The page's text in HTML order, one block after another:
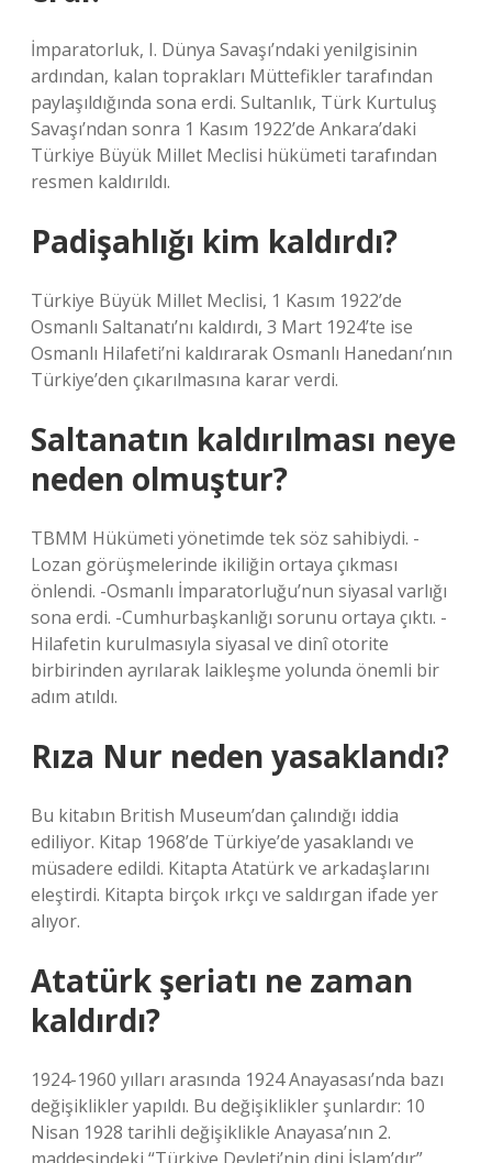
İmparatorluk, I. Dünya Savaşı’ndaki yenilgisinin
ardından, kalan toprakları Müttefikler tarafından
paylaşıldığında sona erdi. Sultanlık, Türk Kurtuluş
Savaşı’ndan sonra 1 Kasım 1922’de Ankara’daki
Türkiye Büyük Millet Meclisi hükümeti tarafından
resmen kaldırıldı.
Padişahlığı kim kaldırdı?
Türkiye Büyük Millet Meclisi, 1 Kasım 1922’de
Osmanlı Saltanatı’nı kaldırdı, 3 Mart 1924’te ise
Osmanlı Hilafeti’ni kaldırarak Osmanlı Hanedanı’nın
Türkiye’den çıkarılmasına karar verdi.
Saltanatın kaldırılması neye
neden olmuştur?
TBMM Hükümeti yönetimde tek söz sahibiydi. -
Lozan görüşmelerinde ikiliğin ortaya çıkması
önlendi. -Osmanlı İmparatorluğu’nun siyasal varlığı
sona erdi. -Cumhurbaşkanlığı sorunu ortaya çıktı. -
Hilafetin kurulmasıyla siyasal ve dinî otorite
birbirinden ayrılarak laikleşme yolunda önemli bir
adım atıldı.
Rıza Nur neden yasaklandı?
Bu kitabın British Museum’dan çalındığı iddia
ediliyor. Kitap 1968’de Türkiye’de yasaklandı ve
müsadere edildi. Kitapta Atatürk ve arkadaşlarını
eleştirdi. Kitapta birçok ırkçı ve saldırgan ifade yer
alıyor.
Atatürk şeriatı ne zaman
kaldırdı?
1924-1960 yılları arasında 1924 Anayasası’nda bazı
değişiklikler yapıldı. Bu değişiklikler şunlardır: 10
Nisan 1928 tarihli değişiklikle Anayasa’nın 2.